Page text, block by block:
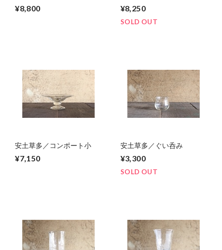
¥8,800 ¥8,250
SOLD OUT
安土草多／コンポート小
¥7,150
安土草多／ぐい呑み
¥3,300
SOLD OUT